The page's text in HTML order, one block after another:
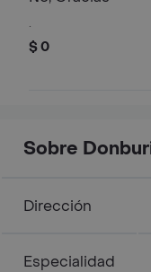
.
$ 0
Sobre
Dirección
Especialidad